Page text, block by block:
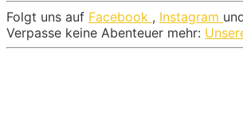
Folgt uns auf Facebook , Instagram
Verpasse keine Abenteuer mehr: